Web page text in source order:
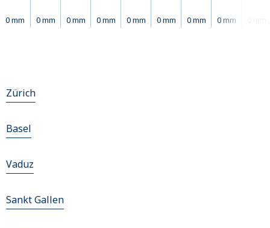
0 mm 0 mm 0 mm 0 mm 0 mm 0 mm 0 mm 0 mm
Zürich
Basel
Vaduz
Sankt Gallen